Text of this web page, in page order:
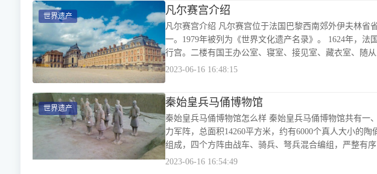
世界遗产 凡尔赛宫介绍
凡尔赛宫介绍 凡尔赛宫位于法国巴黎西南郊外伊夫林省
一。1979年被列为《世界文化遗产名录》。 1624年，法国国王路易十三在这里修建了一座二层的红砖楼房，用作狩猎
行宫。二楼有国王办公室、寝室、接见室、藏衣室、随
2023-06-16 16:48:15
世界遗产 秦始皇兵马俑博物馆
秦始皇兵马俑博物馆怎么样 秦始皇兵马俑博物馆共有一
力军阵，总面积14260平方米，约有6000个真人大小的
组成，四个方阵由战车、骑兵、弩兵混合编组，严整有序
2023-06-16 16:54:49